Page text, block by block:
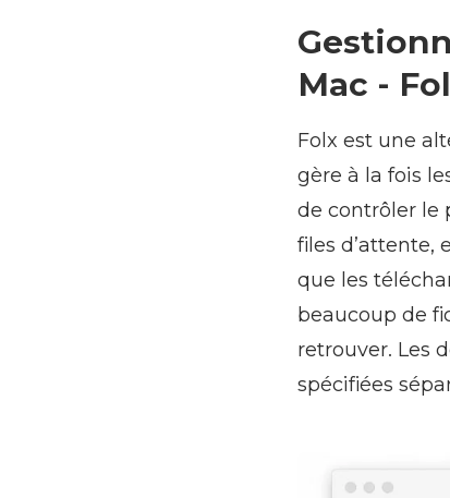
Mac -
Folx est une
gère à la fois
de contrôler le
files d’attente,
que les
beaucoup de
retrouver. Les
spécifiées